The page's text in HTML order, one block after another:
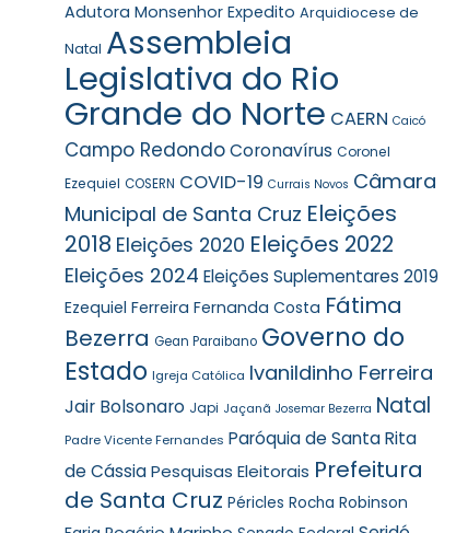
Adutora Monsenhor Expedito Arquidiocese de
Natal Assembleia
Legislativa do Rio
Grande do Norte CAERN Caicó
Campo Redondo Coronavírus Coronel
Ezequiel COSERN COVID-19 Currais Novos Câmara
Municipal de Santa Cruz Eleições
2018 Eleições 2020 Eleições 2022
Eleições 2024 Eleições Suplementares 2019
Ezequiel Ferreira Fernanda Costa Fátima
Bezerra Gean Paraibano Governo do
Estado Igreja Católica Ivanildinho Ferreira
Jair Bolsonaro Japi Jaçanã Josemar Bezerra Natal
Padre Vicente Fernandes Paróquia de Santa Rita
de Cássia Pesquisas Eleitorais Prefeitura
de Santa Cruz Péricles Rocha Robinson